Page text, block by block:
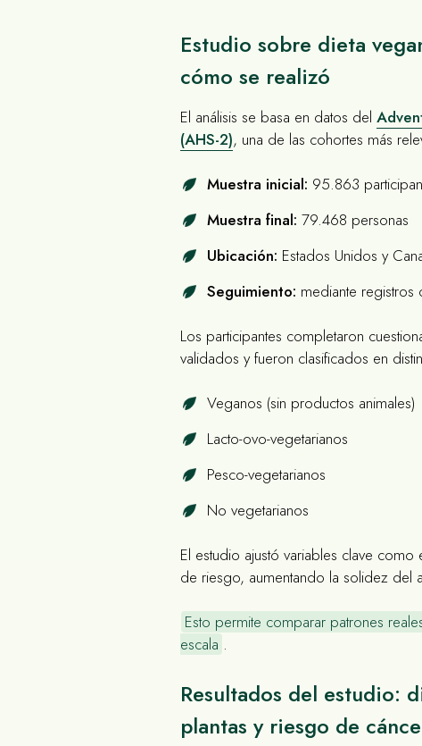
Estudio sobre dieta
cómo se realizó
El análisis se basa en datos del
(AHS-2), una de las cohortes más
Muestra inicial: 95.863
Muestra final: 79.468 personas
Ubicación: Estados Unidos y
Seguimiento: mediante registros
Los participantes completaron
validados y fueron clasificados en
Veganos (sin productos animales)
Lacto-ovo-vegetarianos
Pesco-vegetarianos
No vegetarianos
El estudio ajustó variables clave
de riesgo, aumentando la solidez del
Esto permite comparar patrones
escala .
Resultados del estudio:
plantas y riesgo de